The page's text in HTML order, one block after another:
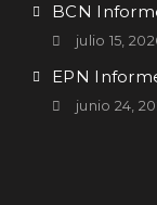
BCN
julio 15,
EPN
junio 24,